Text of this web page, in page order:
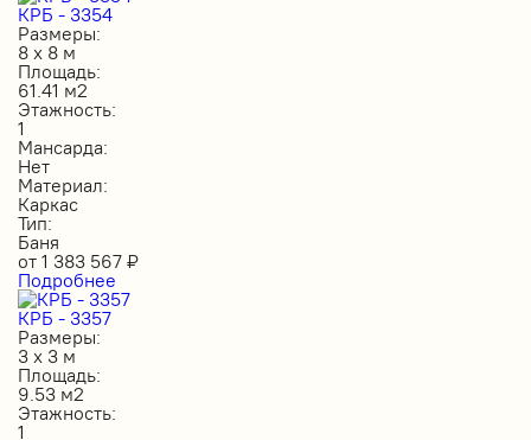
КРБ - 3354
Размеры:
8 х 8 м
Площадь:
61.41 м2
Этажность:
1
Мансарда:
Нет
Материал:
Каркас
Тип:
Баня
от 1 383 567 ₽
Подробнее
КРБ - 3357
Размеры:
3 х 3 м
Площадь:
9.53 м2
Этажность:
1